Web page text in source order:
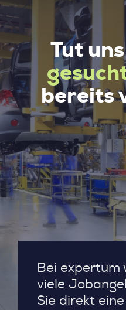
Tut
bereits
Bei expertum
viele
Sie direkt